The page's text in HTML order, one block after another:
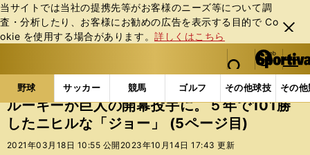
当サイトでは当社の提携先等がお客様のニーズ等について調
査・分析したり、お客様にお勧めの広告を表⽰する⽬的で Co
okie を使⽤する場合があります。詳しくはこちら
閉じ
る
web Sportiva (webスポルティーバ)
検索
マイペ
ー
ジ
メニュ
野球 サッカー 競馬 ゴルフ その他球技 その
b
ス
ポ
ル
野球の記事一覧 プロ野球 ルーキーが巨人の開幕投
ルーキーが巨人の開幕投手に。５年で101勝
したニヒルな「ジョー」 (5ページ目)
2021年03月18日 10:55 公開 2023年10月14日 17:43 更新